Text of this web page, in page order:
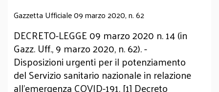
Gazzetta Ufficiale 09 marzo 2020, n. 62
DECRETO-LEGGE 09 marzo 2020 n. 14 (in
Gazz. Uff., 9 marzo 2020, n. 62). -
Disposizioni urgenti per il potenziamento
del Servizio sanitario nazionale in relazione
all'emergenza COVID-191. [1] Decreto